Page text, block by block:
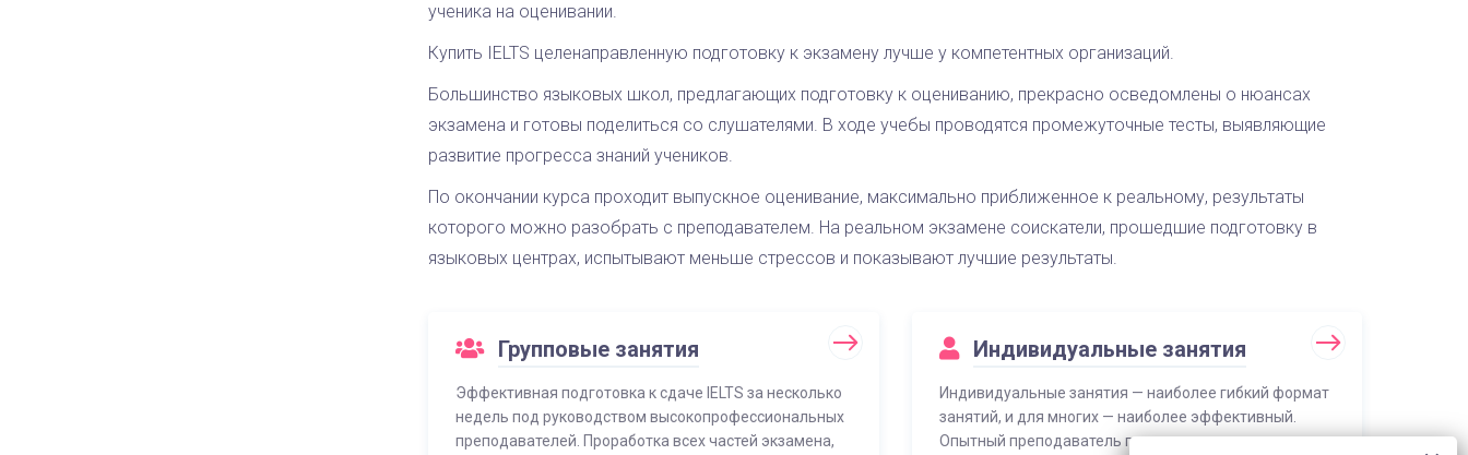
ученика на оценивании.
Купить IELTS целенаправленную подготовку к экзамену лучше у компетентных организаций.
Большинство языковых школ, предлагающих подготовку к оцениванию, прекрасно осведомлены о нюансах
экзамена и готовы поделиться со слушателями. В ходе учебы проводятся промежуточные тесты, выявляющие
развитие прогресса знаний учеников.
По окончании курса проходит выпускное оценивание, максимально приближенное к реальному, результаты
которого можно разобрать с преподавателем. На реальном экзамене соискатели, прошедшие подготовку в
языковых центрах, испытывают меньше стрессов и показывают лучшие результаты.
Групповые занятия
Эффективная подготовка к сдаче IELTS за несколько
недель под руководством высокопрофессиональных
преподавателей. Проработка всех частей экзамена,
Индивидуальные занятия
Индивидуальные занятия — наиболее гибкий формат
занятий, и для многих — наиболее эффективный.
Опытный преподаватель полностью подстраивается